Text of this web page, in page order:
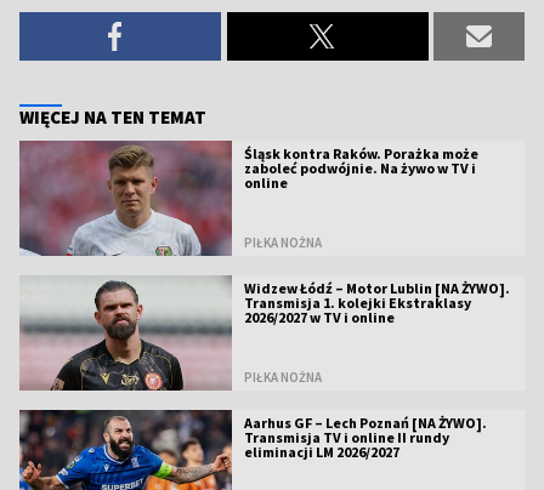
WIĘCEJ NA TEN TEMAT
Śląsk kontra Raków. Porażka może
zaboleć podwójnie. Na żywo w TV i
online
PIŁKA NOŻNA
Widzew Łódź – Motor Lublin [NA ŻYWO].
Transmisja 1. kolejki Ekstraklasy
2026/2027 w TV i online
PIŁKA NOŻNA
Aarhus GF – Lech Poznań [NA ŻYWO].
Transmisja TV i online II rundy
eliminacji LM 2026/2027